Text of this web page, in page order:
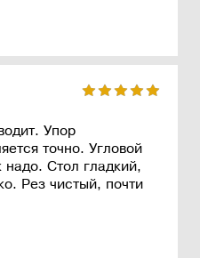
Упор
точно. Угловой
надо. Стол гладкий,
Рез чистый, почти